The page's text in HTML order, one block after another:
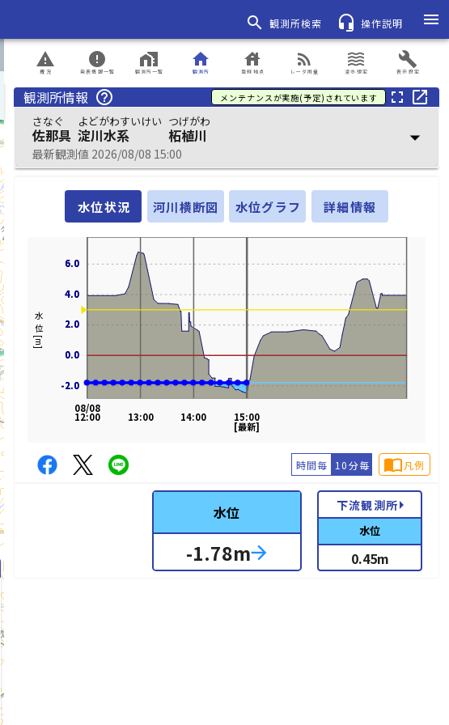
search 観測所検索 headset_mic 操作説明
menu
概況
report_problem
発表情報一覧
error
観測所一覧
home_work
観測所
home
登録地点
house
レーダ雨量
rss_feed
浸水想定
waves
表示設定
build
観測所情報 help_outline メンテナンスが実施(予定)されています fullscreen open_in_new
さなぐ
佐那具
よどがわすいけい
淀川水系
つげがわ
柘植川
最新観測値 2026/08/08 15:00
arrow_drop_down
水位状況 河川横断図 水位グラフ 詳細情報
-2.0
0.0
2.0
4.0
6.0
水位[m]
-2.0
0.0
2.0
4.0
6.0
15:00
[最新]
14:00
13:00
08/08
12:00
時間毎 10分毎 import_contacts凡例
水位
-1.78marrow_forward
下流観測所arrow_right
水位
0.45m